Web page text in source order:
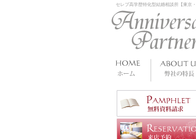
セレブ高学歴特化型結婚相談所【東京